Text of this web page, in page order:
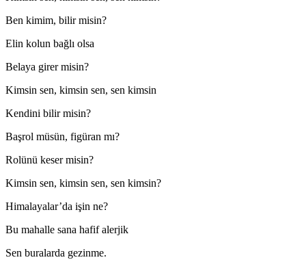
Ben kimim, bilir misin?
Elin kolun bağlı olsa
Belaya girer misin?
Kimsin sen, kimsin sen, sen kimsin
Kendini bilir misin?
Başrol müsün, figüran mı?
Rolünü keser misin?
Kimsin sen, kimsin sen, sen kimsin?
Himalayalar’da işin ne?
Bu mahalle sana hafif alerjik
Sen buralarda gezinme.